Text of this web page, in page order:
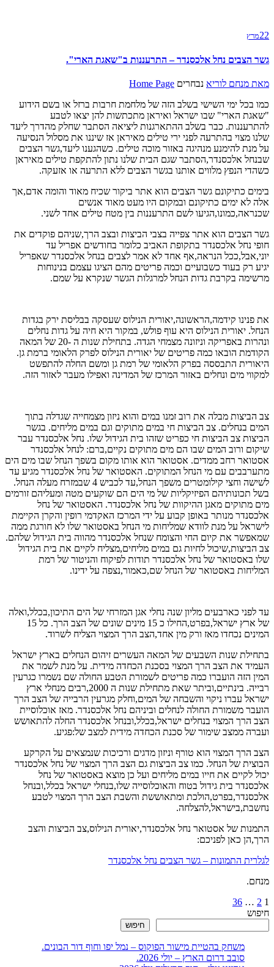
22מרץ
גשר הצבים נחל אלכסנדר – התרעננות ב"שאגת הארי".
מאת מנחם לוריא נבחרים Home Page
כמו בכל ימי השישי בשלב הזה של מלחמת חרבות ברזל או בשם הידוע
"שאגת הארי" שבו ישראל ואיראן מתכתשות להן יצאו לטבע
להתרעננות. כבר בשלב ההתארגנות ליציאה הסתבר שחלק מהדרך ליעד
שלנו מצוי בהתרעה לפני ירי טילים מאיראן אז שיננו את מסלול הנסיעה
על מנת להימנע מנהיגה באזור מוכה טילים. כשהגענו ליעד,גשר הצבים
שבנחל אלכסנדר,הסתבר שגם הבית שלנו נתון להתקפת טילים מאיראן
כשהדי הנפץ מלווים אותנו בגשר הצבים ללא התרעה או אזעקה.
בימים כתיקונם גשר הצבים הוא אתר ביקור שכיח מאוד והומה אדם,אך
אלה לא ימים כתיקונם ובמקום היו מעט מאוד אנשים
שכנראה,כמונו,הגיעו לשם התרעננות בין מטח טילים אחד לשני.
גשר הצבים הוא אתר צפייה בצבי הביצות ובצב הרך,שניהם פוקדים את
חופי נחל אלכסנדר בתקופת האביב כלומר בחודשים אפריל עד
יוני,אבל,ככל הנראה,אף אחד לא אמר לצבים בנחל אלכסנדר שאפריל
יגיע רק בעוד כשבועיים וכמה פריטים מהם הציגו עצמם בנינוחות
מרשימה בקרבת גדות הנחל למרגלות הגשר שנקרא על שמם.
את פנינו קידמה,הראשונה,יאורית הנילוס שעסקה בבליסת ירק בגדות
הנחל. יאורית הנילוס היא עוף פולש, במקור היא חיה על גדות נחלים
ונהרות באפריקה וניזונה מצמחי הגדה. בתחילת שנות ה -20 של המאה
הקודמת הובאו כמה פריטים של יאורית הנילוס לפרק הלאומי ברמת גן.
היאורית התבססה בפרק הלאומי של רמת גן ומשם החלה להתפשט
למקווי מים ונחלים באזור המרכז של המדינה ואפילו מעבר לאזור הזה.
צב הביצות מבלה את רוב זמנו במים והוא ניזון מצמחייה שגדלה בתוך
המים בנחלים. צב הביצות חי במים מתוקים וגם במים מליחים. בגשר
הביצות צב הביצות חי כפריט שזהו בית הגידול שלו. נחל אלכסנדר עבר
שיקום ורוב המים שבו הם מים מתוקים נקיים,ברם: לנחל אלכסנדר
אסטואר רחב ממדים. אסטואר הוא אותו מקום בשפך הנחל שבו מים הים
מתערבבים עם מי הנחל המתוקים. האסטואר של נחל אלכסנדר מגיע עד
לשישה וחצי קילומטרים משפך הנחל,עד לכביש 4 שבמזרח מעלה הנחל.
בשל תכונותיהם הפיזיקליות של מי הים הם שוקעים מטה ומעליהם זורמים
מים מתוקים מאגן ההיקוות של נחל אלכסנדר. האסטואר של נחל
אלכסנדר מנותר באופן קבוע על ידי המרכז האקדמי רופין והקרן הקיימת
לישראל על מנת לוודא שמליחות מי הנחל באסטואר שלו לא חורגת ממה
שמאפשר את קיום החי והצומח שנחל אלכסנדר מהווה בית הגידול שלהם.
צב הביצות,שיכול לחיות גם במים מליחים,מצליח לקיים את בית הגידול
שלו באסטואר של נחל אלכסנדר תודות לפיקוח והניטור של רמת
המליחות באסטואר של הנחל שם,כאמור,נצפה על ידינו.
עד לפני כארבעים מליון שנה נחלי אגן המזרחי של הים התיכון,בכלל,ואלה
של ארץ ישראל,בפרט,החילו כ 15 מינים שונים של הצב הרך. כל 15
המינים נכחדו מאז ורק מין אחד,הצב הרך המצוי הצליח לשרוד.
בתחילת שנות השבעים של המאה העשרים זיהום הנחלים בארץ ישראל
העמיד את הצב הרך המצוי בסכנת הכחדה מידית. על מנת לשמר את
המין הזה הועברו כמה פריטים לשמורת הטבע החולה שם נשמרו כגרעין
רבייה. בינתיים,וביתר שאת מתחילת שנות ה 2000,רבים מנחלי ארץ
ישראל עברו ניקוי והשבחה של המים,וחלק מגרעין הרבייה של הצב הרך
הועבר משמורת החולה לנחלים וביניהם נחל אלכסנדר. מאז אוכלוסיית
הצב הרך המצוי בנחלים ישראל,בכלל,ובנחל אלכסנדר החלה להתאושש
ועברה ממצב שימור של סכנת הכחדה מידית למצב של:פגיע.
הצב הרך המצוי הוא טורף וניזון מדגים ורכיכות שנמצאים על הקרקע
הבוצית של הנחל. כמו צב הביצות גם הצב הרך המצוי של נחל אלכסנדר
יכול לקיים את חייו במים מליחים ועל כן מוצא באסטואר של נחל
אלכסנדר בית גידול בטוח והאוכלוסייה שלו,בנחלי ישראל בכלל,ובנחל
אלכסנדר,בפרט,הולכת ומתאוששת והשבת הצב הרך המצוי לטבע
נחשבת,בישראל,להצלחה.
התמנות של אסטואר נחל אלכסנדר,יאורית הנילוס,צב הביצות והצב
הרך,הן כאן לפניכם:
לגלרית התמונות – גשר הצבים נחל אלכסנדר
מנחם.
Posts
pagination
1
2
…
36
חיפוש
חיפוש
משחק בהטיית מישור הפוקוס – נמל יפו וחוף דור הבונים.
סובב דרום הארץ – יולי 2026.